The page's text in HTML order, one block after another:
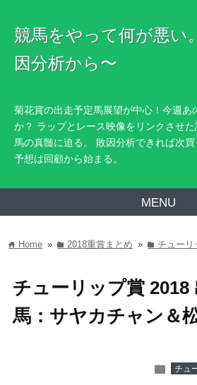
競馬をやって何が悪い
因分析から〜
菊花賞の出走予定馬展望が中心！今週あ
か？ ラップとレース映像をリンクさせ
馬の真髄に迫る。 敗因分析できれば次
予想は回顧から始まる。
MENU
home Home » folder2018重賞まとめ » folderチューリ
チューリップ賞 2018
馬：サヤカチャン＆
folder チュ